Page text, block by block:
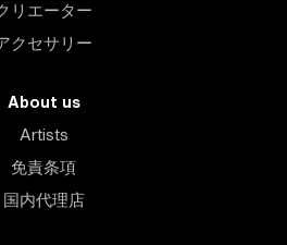
リエーター
クセサリー
About us
Artists
免責条項
国内代理店